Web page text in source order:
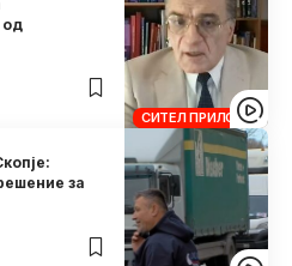
СИТЕЛ ПРИЛОЗИ
од
за